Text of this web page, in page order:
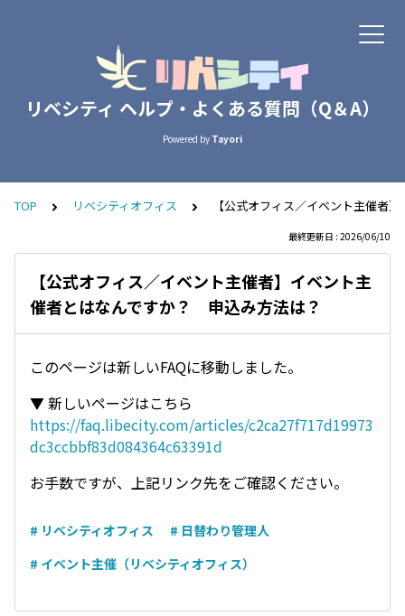
リベシティ ヘルプ・よくある質問（Q＆A）
Powered by Tayori
TOP リベシティオフィス 【公式オフィス／イベント主催者
最終更新日 : 2026/06/10
【公式オフィス／イベント主催者】イベント主
催者とはなんですか？ 申込み方法は？
このページは新しいFAQに移動しました。
▼ 新しいページはこちら
https://faq.libecity.com/articles/c2ca27f717d19973
dc3ccbbf83d084364c63391d
お手数ですが、上記リンク先をご確認ください。
# リベシティオフィス
# 日替わり管理人
# イベント主催（リベシティオフィス）